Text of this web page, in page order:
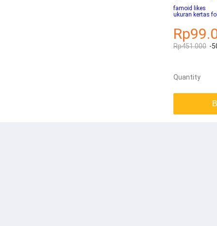
famoid likes
ukuran kertas
Rp451.000 -
Quantity